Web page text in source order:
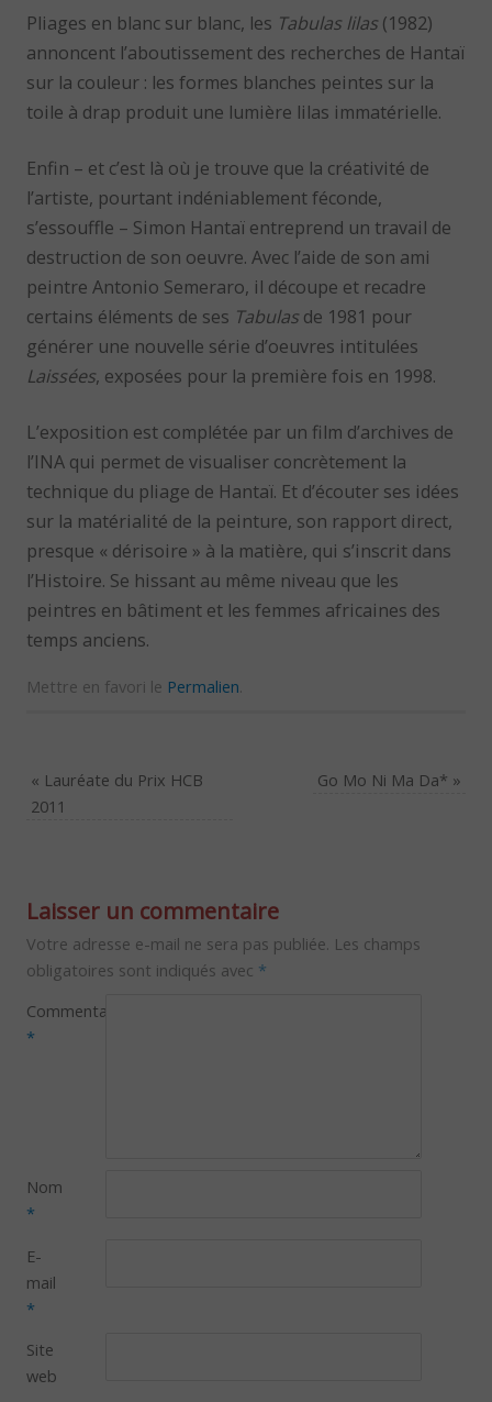
Pliages en blanc sur blanc, les Tabulas lilas (1982)
annoncent l’aboutissement des recherches de Hantaï
sur la couleur : les formes blanches peintes sur la
toile à drap produit une lumière lilas immatérielle.
Enfin – et c’est là où je trouve que la créativité de
l’artiste, pourtant indéniablement féconde,
s’essouffle – Simon Hantaï entreprend un travail de
destruction de son oeuvre. Avec l’aide de son ami
peintre Antonio Semeraro, il découpe et recadre
certains éléments de ses Tabulas de 1981 pour
générer une nouvelle série d’oeuvres intitulées
Laissées, exposées pour la première fois en 1998.
L’exposition est complétée par un film d’archives de
l’INA qui permet de visualiser concrètement la
technique du pliage de Hantaï. Et d’écouter ses idées
sur la matérialité de la peinture, son rapport direct,
presque « dérisoire » à la matière, qui s’inscrit dans
l’Histoire. Se hissant au même niveau que les
peintres en bâtiment et les femmes africaines des
temps anciens.
Mettre en favori le Permalien.
« Lauréate du Prix HCB
2011
Go Mo Ni Ma Da* »
Laisser un commentaire
Votre adresse e-mail ne sera pas publiée. Les champs
obligatoires sont indiqués avec *
Commentaire
*
Nom
*
E-
mail
*
Site
web